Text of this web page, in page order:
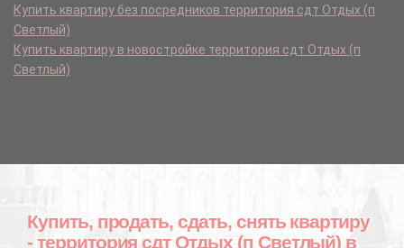
Купить квартиру без посредников территория сдт Отдых (п
Светлый)
Купить квартиру в новостройке территория сдт Отдых (п
Светлый)
Купить, продать, сдать, снять квартиру
- территория сдт Отдых (п Светлый) в